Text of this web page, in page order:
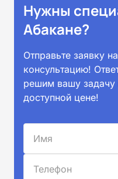
Нужны
Абакане?
Отправьте заявку
консультацию!
решим вашу задачу
доступной цене!